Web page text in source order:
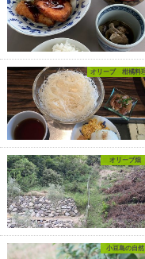
オリーブ 柑橘料
オリーブ畑
小豆島の自然